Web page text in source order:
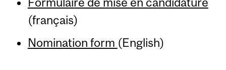
(français)
Nomination form (English)